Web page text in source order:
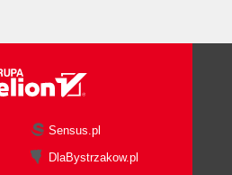
będących wynikiem mutacji
genetycznych będących
Sensus.pl
DlaBystrzakow.pl